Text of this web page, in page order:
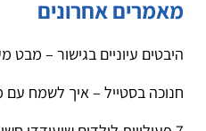
מאמרים אחרונים
היבטים עיוניים בגישור –
חנוכה בסטייל – איך לשמח עם